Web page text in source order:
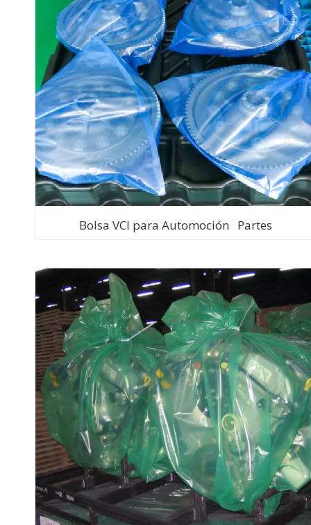
Bolsa VCI para Automoción Partes